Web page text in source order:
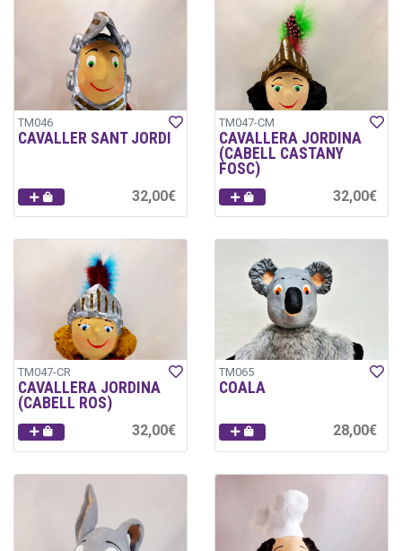
TM046
CAVALLER SANT JORDI
32,00€
TM047-CM
CAVALLERA JORDINA
(CABELL CASTANY
FOSC)
32,00€
TM047-CR
CAVALLERA JORDINA
(CABELL ROS)
32,00€
TM065
COALA
28,00€